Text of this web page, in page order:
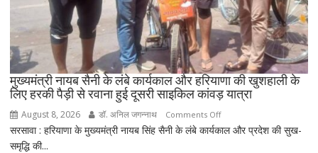
हरियाणा
को
स्वास्थ्य
क्षेत्र
में
बनाएंगे
अग्रणी
राज्य
मुख्यमंत्री नायब सैनी के लंबे कार्यकाल और हरियाणा की खुशहाली के
लिए हरकी पैड़ी से रवाना हुई दूसरी साइकिल कांवड़ यात्रा
August 8, 2026 डॉ. अनिल जगन्नाथ Comments Offon
मुख्यमंत्री
सरसावा : हरियाणा के मुख्यमंत्री नायब सिंह सैनी के लंबे कार्यकाल और प्रदेश की सुख-
समृद्धि की...